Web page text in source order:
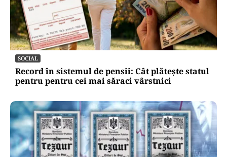
SOCIAL
Record în sistemul de pensii: Cât plătește statul
pentru pentru cei mai săraci vârstnici